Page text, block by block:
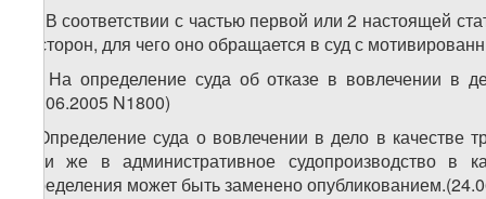
22. В соответствии с частью первой или 2 настоящей
из сторон, для чего оно обращается в суд с
23. На определение суда об отказе в вовлечении в
(24.06.2005 N1800)
3. Определение суда о вовлечении в дело в
если же в административное судопроизводство в
определения может быть заменено